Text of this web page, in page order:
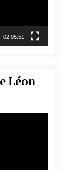
02:05:51
Léon